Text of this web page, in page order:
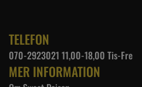
TELEFON
070-2923021 11,00-18,00 Tis-Fre
MER INFORMATION